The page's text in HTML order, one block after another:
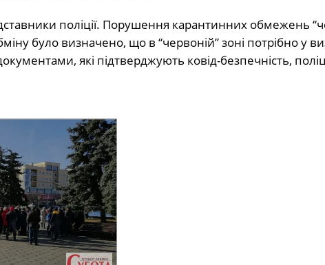
поліції. Порушення карантинних обмежень
було визначено, що в “червоній” зоні потрібно у
які підтверджують ковід-безпечність,